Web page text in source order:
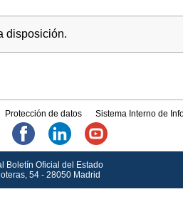
disposición.
Protección de datos Sistema Interno de
Boletín Oficial del Estado
54 - 28050 Madrid